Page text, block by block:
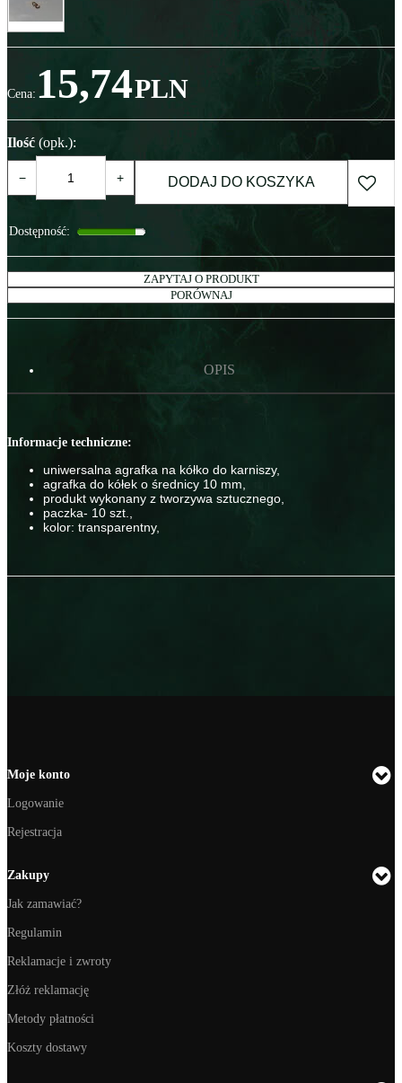
Cena: 15,74PLN
Ilość (opk.):
− + DODAJ DO KOSZYKA
Dostępność:
ZAPYTAJ O PRODUKT
PORÓWNAJ
OPIS
Informacje techniczne:
uniwersalna agrafka na kółko do karniszy,
agrafka do kółek o średnicy 10 mm,
produkt wykonany z tworzywa sztucznego,
paczka- 10 szt.,
kolor: transparentny,
Moje konto
Logowanie
Rejestracja
Zakupy
Jak zamawiać?
Regulamin
Reklamacje i zwroty
Złóż reklamację
Metody płatności
Koszty dostawy